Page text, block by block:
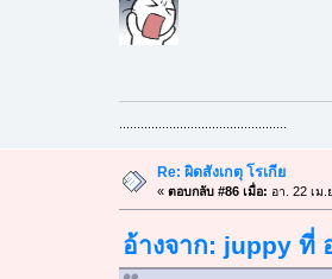
Re: ผิดสังเกตุ โรเกีย
« ตอบกลับ #86 เมื่อ: อา. 22 เม.
อ้างจาก: juppy ที่